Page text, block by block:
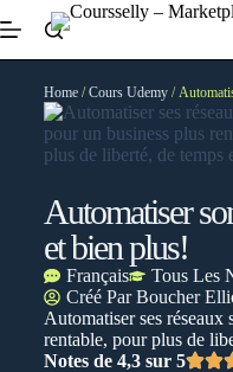
Home/Cours Udemy/
Automatiser
et bien plus!
Français
Tous Les
Créé ParBoucher
Automatiser ses
rentable, pour plus de
Notes de 4,3 sur 5